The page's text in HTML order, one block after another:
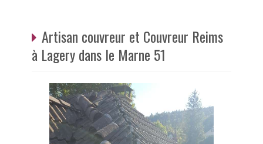
Artisan couvreur et Couvreur Reims
à Lagery dans le Marne 51